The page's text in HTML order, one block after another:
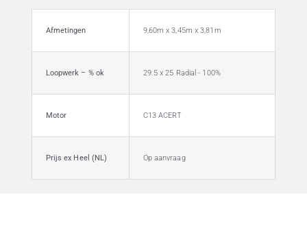
Afmetingen 9,60m x 3,45m x 3,81m
Loopwerk – % ok 29.5 x 25 Radial - 100%
Motor C13 ACERT
Prijs ex Heel (NL) Op aanvraag